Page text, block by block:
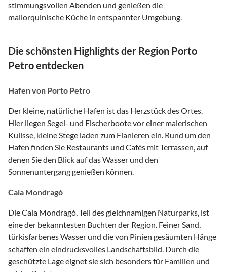
stimmungsvollen Abenden und genießen die
mallorquinische Küche in entspannter Umgebung.
Die schönsten Highlights der Region Porto
Petro entdecken
Hafen von Porto Petro
Der kleine, natürliche Hafen ist das Herzstück des Ortes.
Hier liegen Segel- und Fischerboote vor einer malerischen
Kulisse, kleine Stege laden zum Flanieren ein. Rund um den
Hafen finden Sie Restaurants und Cafés mit Terrassen, auf
denen Sie den Blick auf das Wasser und den
Sonnenuntergang genießen können.
Cala Mondragó
Die Cala Mondragó, Teil des gleichnamigen Naturparks, ist
eine der bekanntesten Buchten der Region. Feiner Sand,
türkisfarbenes Wasser und die von Pinien gesäumten Hänge
schaffen ein eindrucksvolles Landschaftsbild. Durch die
geschützte Lage eignet sie sich besonders für Familien und